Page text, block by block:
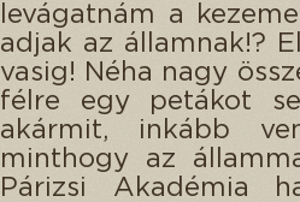
levágatnám a
adjak az államnak!?
vasig! Néha nagy
félre egy petákot
akármit, inkább
minthogy az
Párizsi Akadémia